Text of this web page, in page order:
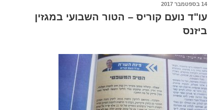
פורסם
14 בספטמבר 2017
עו"ד נועם קוריס – הטור השבועי במגזין
ביזנס